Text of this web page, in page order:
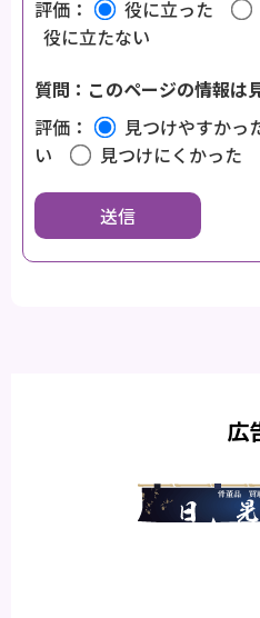
評価：
役に立った
役に立たない
質問：このページの情報は
評価：
見つけやすかっ
い
見つけにくかった
広